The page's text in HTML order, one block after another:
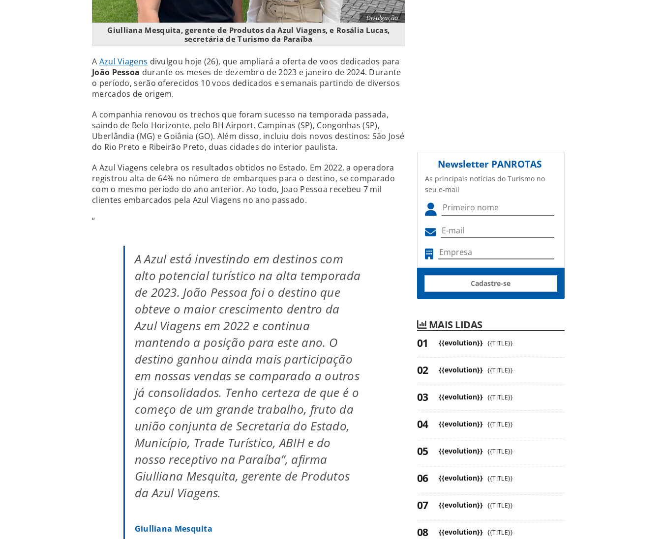
Divulgação
Giulliana Mesquita, gerente de Produtos da Azul Viagens, e Rosália Lucas,
secretária de Turismo da Paraíba
A Azul Viagens divulgou hoje (26), que ampliará a oferta de voos dedicados para
João Pessoa durante os meses de dezembro de 2023 e janeiro de 2024. Durante
o período, serão oferecidos 10 voos dedicados e semanais partindo de diversos
mercados de origem.
A companhia renovou os trechos que foram sucesso na temporada passada,
saindo de Belo Horizonte, pelo BH Airport, Campinas (SP), Congonhas (SP),
Uberlândia (MG) e Goiânia (GO). Além disso, incluiu dois novos destinos: São José
do Rio Preto e Ribeirão Preto, duas cidades do interior paulista.
A Azul Viagens celebra os resultados obtidos no Estado. Em 2022, a operadora
registrou alta de 64% no número de embarques para o destino, se comparado
com o mesmo período do ano anterior. Ao todo, Joao Pessoa recebeu 7 mil
clientes embarcados pela Azul Viagens no ano passado.
“
A Azul está investindo em destinos com
alto potencial turístico na alta temporada
de 2023. João Pessoa foi o destino que
obteve o maior crescimento dentro da
Azul Viagens em 2022 e continua
mantendo a posição para este ano. O
destino ganhou ainda mais participação
em nossas vendas se comparado a outros
já consolidados. Tenho certeza de que é o
começo de um grande trabalho, fruto da
união conjunta de Secretaria do Estado,
Município, Trade Turístico, ABIH e do
nosso receptivo na Paraíba”, afirma
Giulliana Mesquita, gerente de Produtos
da Azul Viagens.
Giulliana Mesquita
Newsletter PANROTAS
As principais notícias do Turismo no
seu e-mail
Cadastre-se
MAIS LIDAS
{{evolution}} {{TITLE}}
{{evolution}} {{TITLE}}
{{evolution}} {{TITLE}}
{{evolution}} {{TITLE}}
{{evolution}} {{TITLE}}
{{evolution}} {{TITLE}}
{{evolution}} {{TITLE}}
{{evolution}} {{TITLE}}